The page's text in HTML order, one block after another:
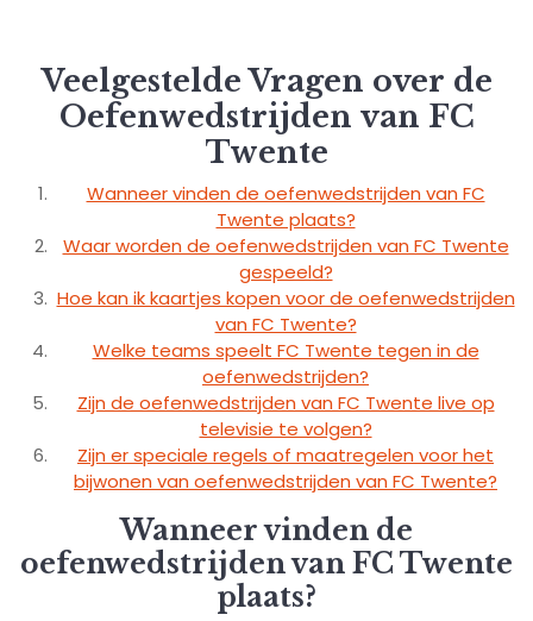
Veelgestelde Vragen over de
Oefenwedstrijden van FC
Twente
Wanneer vinden de oefenwedstrijden van FC
Twente plaats?
Waar worden de oefenwedstrijden van FC Twente
gespeeld?
Hoe kan ik kaartjes kopen voor de oefenwedstrijden
van FC Twente?
Welke teams speelt FC Twente tegen in de
oefenwedstrijden?
Zijn de oefenwedstrijden van FC Twente live op
televisie te volgen?
Zijn er speciale regels of maatregelen voor het
bijwonen van oefenwedstrijden van FC Twente?
Wanneer vinden de
oefenwedstrijden van FC Twente
plaats?